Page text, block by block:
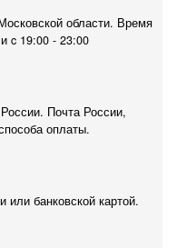
области. Время
c 19:00 - 23:00
Почта России,
оплаты.
банковской картой.